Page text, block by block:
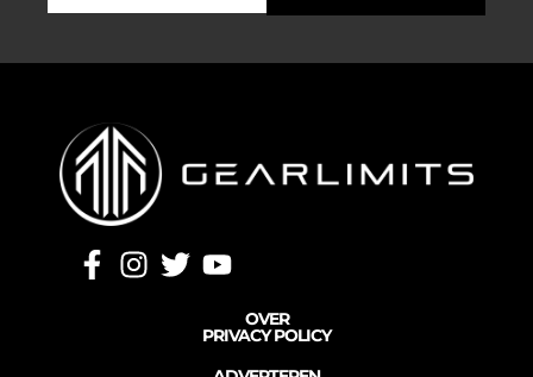
OVER
PRIVACY POLICY